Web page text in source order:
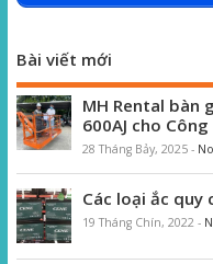
Bài viết mới
MH Rental bàn
600AJ cho
28 Tháng Bảy, 2025 -
Các loại ắc quy
19 Tháng Chín, 2022 -